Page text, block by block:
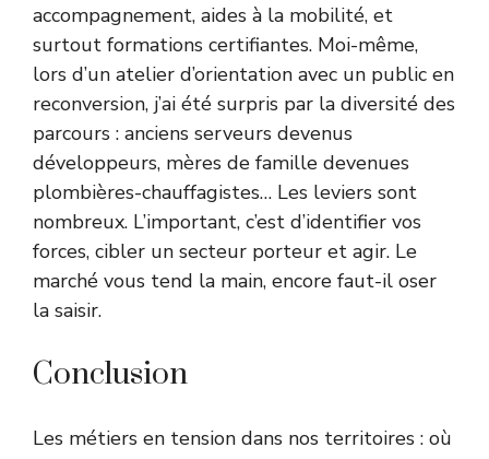
accompagnement, aides à la mobilité, et
surtout formations certifiantes. Moi-même,
lors d’un atelier d’orientation avec un public en
reconversion, j’ai été surpris par la diversité des
parcours : anciens serveurs devenus
développeurs, mères de famille devenues
plombières-chauffagistes… Les leviers sont
nombreux. L’important, c’est d’identifier vos
forces, cibler un secteur porteur et agir. Le
marché vous tend la main, encore faut-il oser
la saisir.
Conclusion
Les métiers en tension dans nos territoires : où